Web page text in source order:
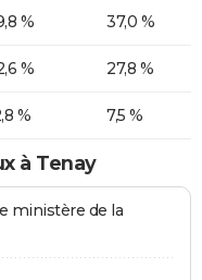
% 37,0 %
% 27,8 %
% 7,5 %
à Tenay
ministère de la